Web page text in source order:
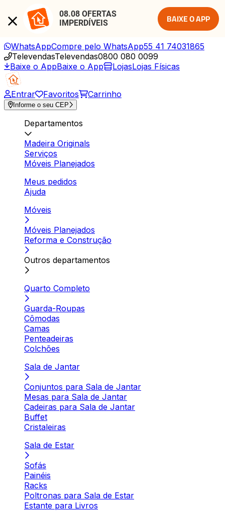
08.08 OFERTAS
IMPERDÍVEIS
BAIXE O APP
WhatsAppCompre pelo WhatsApp55 41 74031865
TelevendasTelevendas0800 080 0099
Baixe o AppBaixe o App LojasLojas Físicas
Entrar Favoritos Carrinho
Informe o seu CEP
Departamentos
Madeira Originals
Serviços
Móveis Planejados
Meus pedidos
Ajuda
Móveis
Móveis Planejados
Reforma e Construção
Outros departamentos
Quarto Completo
Guarda-Roupas
Cômodas
Camas
Penteadeiras
Colchões
Sala de Jantar
Conjuntos para Sala de Jantar
Mesas para Sala de Jantar
Cadeiras para Sala de Jantar
Buffet
Cristaleiras
Sala de Estar
Sofás
Painéis
Racks
Poltronas para Sala de Estar
Estante para Livros